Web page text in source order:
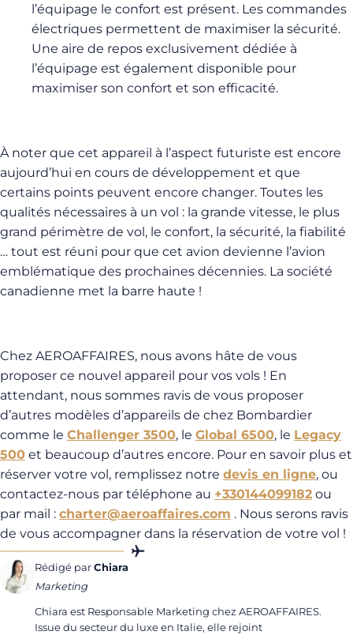
l’équipage le confort est présent. Les commandes
électriques permettent de maximiser la sécurité.
Une aire de repos exclusivement dédiée à
l’équipage est également disponible pour
maximiser son confort et son efficacité.
À noter que cet appareil à l’aspect futuriste est encore
aujourd’hui en cours de développement et que
certains points peuvent encore changer. Toutes les
qualités nécessaires à un vol : la grande vitesse, le plus
grand périmètre de vol, le confort, la sécurité, la fiabilité
… tout est réuni pour que cet avion devienne l’avion
emblématique des prochaines décennies. La société
canadienne met la barre haute !
Chez AEROAFFAIRES, nous avons hâte de vous
proposer ce nouvel appareil pour vos vols ! En
attendant, nous sommes ravis de vous proposer
d’autres modèles d’appareils de chez Bombardier
comme le Challenger 3500, le Global 6500, le Legacy
500 et beaucoup d’autres encore. Pour en savoir plus et
réserver votre vol, remplissez notre devis en ligne, ou
contactez-nous par téléphone au +330144099182 ou
par mail : charter@aeroaffaires.com . Nous serons ravis
de vous accompagner dans la réservation de votre vol !
Rédigé parChiara
Marketing
Chiara est Responsable Marketing chez AEROAFFAIRES.
Issue du secteur du luxe en Italie, elle rejoint